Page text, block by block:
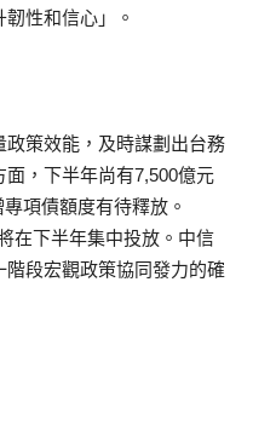
性和信心」。
策效能，及時謀劃出台務
，下半年尚有7,500億元
項債額度有待釋放。
在下半年集中投放。中信
段宏觀政策協同發力的確